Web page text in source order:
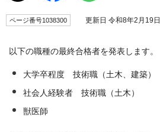
ページ番号1038300 更新日 令和8年2月19日
以下の職種の最終合格者を発表します。
大学卒程度 技術職（土木、建築）
社会人経験者 技術職（土木）
獣医師